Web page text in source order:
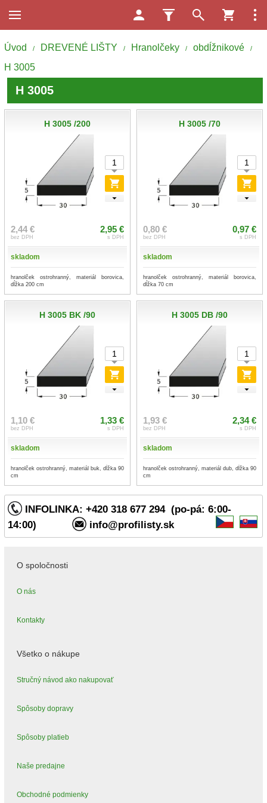
INFOLINKA: +420 318 677 294 (po-pá: 6:00-
14:00)
info@profilisty.sk
Úvod / DREVENÉ LIŠTY / Hranolčeky / obdĺžnikové /
H 3005
H 3005
H 3005 /200
2,44 €
bez DPH
2,95 €
s DPH
skladom
hranolček ostrohranný, materiál borovica,
dĺžka 200 cm
H 3005 /70
0,80 €
bez DPH
0,97 €
s DPH
skladom
hranolček ostrohranný, materiál borovica,
dĺžka 70 cm
H 3005 BK /90
1,10 €
bez DPH
1,33 €
s DPH
skladom
hranolček ostrohranný, materiál buk, dĺžka 90
cm
H 3005 DB /90
1,93 €
bez DPH
2,34 €
s DPH
skladom
hranolček ostrohranný, materiál dub, dĺžka 90
cm
O spoločnosti
O nás
Kontakty
Všetko o nákupe
Stručný návod ako nakupovať
Spôsoby dopravy
Spôsoby platieb
Naše predajne
Obchodné podmienky